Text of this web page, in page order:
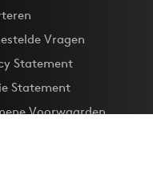
Vragen
Statement
Statement
Voorwaarden